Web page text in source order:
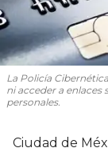
La Policía
ni acceder a enlaces
personales.
Ciudad de